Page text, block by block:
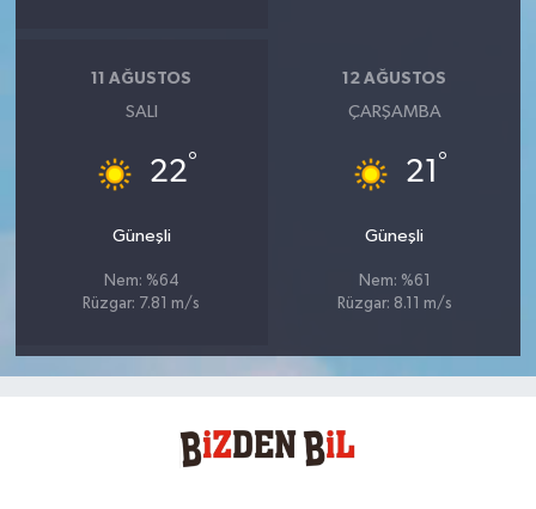
11 AĞUSTOS
SALI
22°
Güneşli
Nem: %64
Rüzgar: 7.81 m/s
12 AĞUSTOS
ÇARŞAMBA
21 °
Güneşli
Nem: %61
Rüzgar: 8.11 m/s